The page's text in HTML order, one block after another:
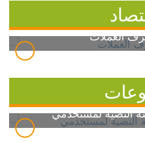
العملات
النصية لمستخدمي